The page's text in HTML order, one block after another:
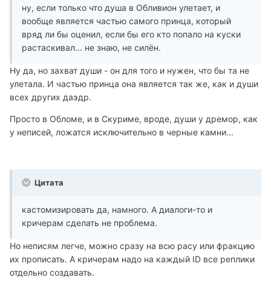
ну, если только что душа в Обливион улетает, и
вообще является частью самого принца, который
вряд ли бы оценил, если бы его кто попало на куски
растаскивал... не знаю, не силён.
Ну да, но захват души - он для того и нужен, что бы та не
улетала. И частью принца она является так же, как и души
всех других даэдр.
Просто в Обломе, и в Скуриме, вроде, души у дремор, как
у неписей, ложатся исключительно в черные камни...
Цитата
кастомизировать да, намного. А диалоги-то и
кричерам сделать не проблема.
Но неписям легче, можно сразу на всю расу или фракцию
их прописать. А кричерам надо на каждый ID все реплики
отдельно создавать.